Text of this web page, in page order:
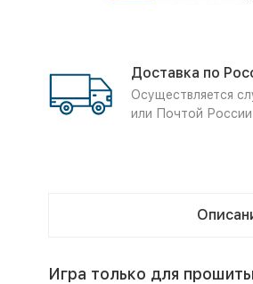
Доставка по
Осуществляется
или Почтой России
Игра только для